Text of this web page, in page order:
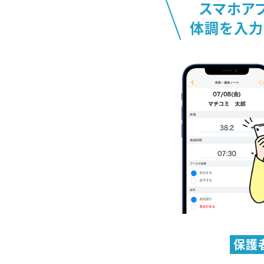
スマホア
体調を入
保護